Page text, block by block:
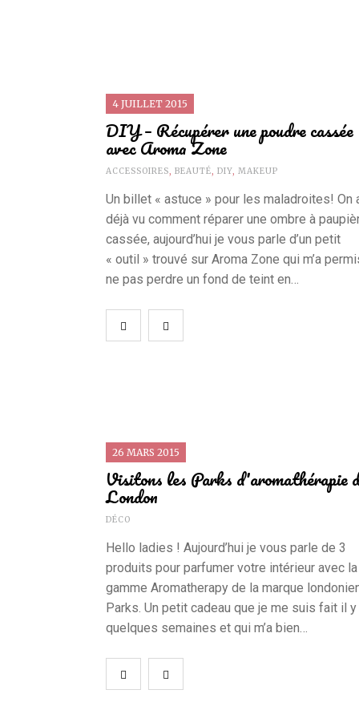
4 JUILLET 2015
DIY – Récupérer une poudre cassée
avec Aroma Zone
ACCESSOIRES, BEAUTÉ, DIY, MAKEUP
Un billet « astuce » pour les maladroites! On
déjà vu comment réparer une ombre à
cassée, aujourd’hui je vous parle d’un petit
« outil » trouvé sur Aroma Zone qui m’a
ne pas perdre un fond de teint en…
26 MARS 2015
Visitons les Parks d'aromathérapie
London
DÉCO
Hello ladies ! Aujourd’hui je vous parle de 3
produits pour parfumer votre intérieur avec la
gamme Aromatherapy de la marque
Parks. Un petit cadeau que je me suis fait il y
quelques semaines et qui m’a bien…